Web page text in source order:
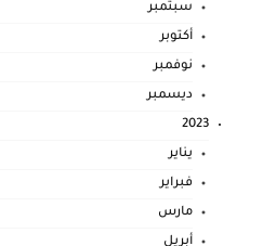
سبتمبر
أكتوبر
نوفمبر
ديسمبر
2023
يناير
فبراير
مارس
أبريل